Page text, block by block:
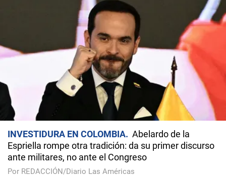
INVESTIDURA EN COLOMBIA
Abelardo de la
Espriella rompe otra tradición: da su primer discurso
ante militares, no ante el Congreso
Por REDACCIÓN/Diario Las Américas